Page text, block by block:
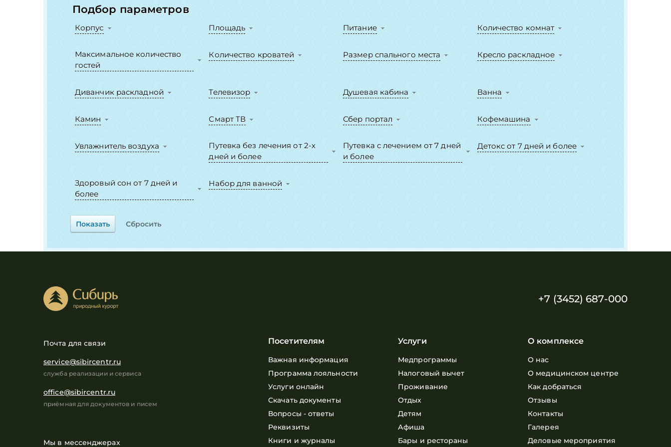
Подбор параметров
Корпус Площадь Питание Количество комнат
Максимальное количество
гостей
Количество кроватей Размер спального места Кресло раскладное
Диванчик раскладной Телевизор Душевая кабина Ванна
Камин Смарт ТВ Сбер портал Кофемашина
Увлажнитель воздуха
Путевка без лечения от 2-х
дней и более
Путевка с лечением от 7 дней
и более
Детокс от 7 дней и более
Здоровый сон от 7 дней и
более
Набор для ванной
+7 (3452) 687-000
Почта для связи
service@sibircentr.ru
служба реализации и сервиса
office@sibircentr.ru
приёмная для документов и писем
Мы в мессенджерах
Посетителям
Важная информация
Программа лояльности
Услуги онлайн
Скачать документы
Вопросы - ответы
Реквизиты
Книги и журналы
Услуги
Медпрограммы
Налоговый вычет
Проживание
Отдых
Детям
Афиша
Бары и рестораны
О комплексе
О нас
О медицинском центре
Как добраться
Отзывы
Контакты
Галерея
Деловые мероприятия